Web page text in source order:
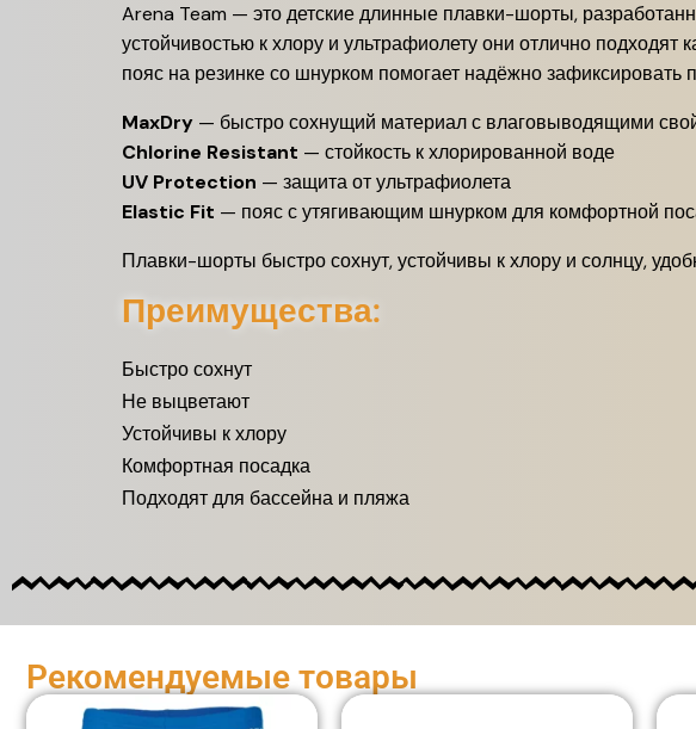
Arena Team — это детские длинные плавки-шорты,
устойчивостью к хлору и ультрафиолету они отлично
пояс на резинке со шнурком помогает надёжно зафиксировать
MaxDry — быстро сохнущий материал с влаговыводящими
Chlorine Resistant — стойкость к хлорированной воде
UV Protection — защита от ультрафиолета
Elastic Fit — пояс с утягивающим шнурком для комфортной
Плавки-шорты быстро сохнут, устойчивы к хлору и солнцу,
Преимущества:
Быстро сохнут
Не выцветают
Устойчивы к хлору
Комфортная посадка
Подходят для бассейна и пляжа
Рекомендуемые товары